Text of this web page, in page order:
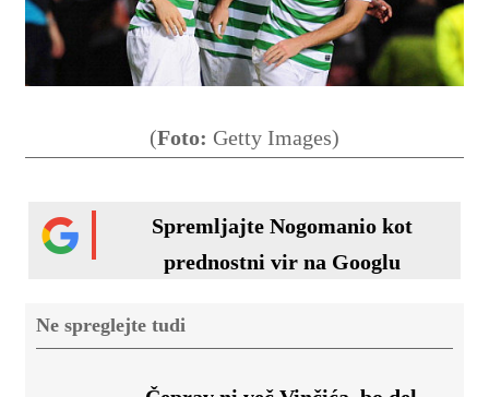
(Foto: Getty Images)
Spremljajte Nogomanio kot
prednostni vir na Googlu
Ne spreglejte tudi